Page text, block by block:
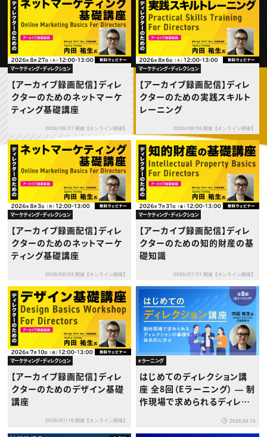
スキルアップしたい！
スキルアップしたい！ トップ
デザイン
プログラミング
動画配信・映像制作
編集・ライティング
マーケティング
ディレクション
業界解説・キャリア事情
お役立ち基礎知識
TOP Creator’s コラム
TOP Creator’s コラム トップ
Webクリエイター
アプリクリエイター
ゲームクリエイター
映像クリエイター
マーケッター
クリエイターインタビュー
C＆R Magazine
セミナー
ニュース・トレンド
ニュース・トレンド トップ
Web
映像
ゲーム・エンタメ
広告
出版
CREATIVE VILLAGEからのお知らせ
プロフェッショナル×つながる×メディア
マーケティング・ディレクション
【アーカイブ録画配信】ディレ
クターのためのネットマーケ
ティング基礎講座
2026/08/27 開催【オンライン開催】
マーケティング・ディレクション
【アーカイブ録画配信】ディレ
クターのための実践スキルト
レーニング
2026/08/06 開催【オンライン開催】
マーケティング・ディレクション
【アーカイブ録画配信】ディレ
クターのためのネットマーケ
ティング基礎講座
2026/08/03 開催【オンライン開催】
マーケティング・ディレクション
【アーカイブ録画配信】ディレ
クターのための知的財産の基
礎知識
2026/07/31 開催【オンライン開催】
マーケティング・ディレクション
【アーカイブ録画配信】ディレ
クターのためのデザイン基礎
講座
2026/07/10 開催【オンライン開催】
eラーニング
はじめてのディレクション講
座 全8回（Eラーニング） ― 制
作現場で求められるディレク
2026.04.15